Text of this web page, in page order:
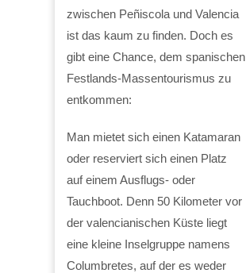
zwischen Peñiscola und Valencia
ist das kaum zu finden. Doch es
gibt eine Chance, dem spanischen
Festlands-Massentourismus zu
entkommen:
Man mietet sich einen Katamaran
oder reserviert sich einen Platz
auf einem Ausflugs- oder
Tauchboot. Denn 50 Kilometer vor
der valencianischen Küste liegt
eine kleine Inselgruppe namens
Columbretes, auf der es weder